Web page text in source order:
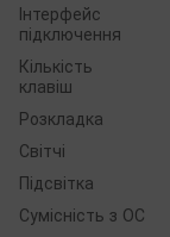
Інтерфейс
підключення
Кількість
клавіш
Розкладка
Світчі
Підсвітка
Сумісність з ОС